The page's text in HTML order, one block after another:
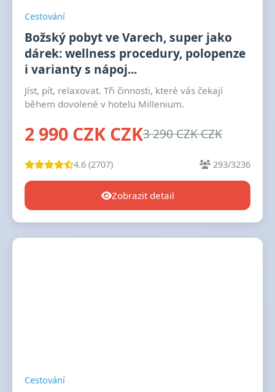
Cestování
Božský pobyt ve Varech, super jako
dárek: wellness procedury, polopenze
i varianty s nápoj...
Jíst, pít, relaxovat. Tři činnosti, které vás čekají
během dovolené v hotelu Millenium.
2 990 CZK CZK3 290 CZK CZK
4.6 (2707) 293/3236
Zobrazit detail
Cestování